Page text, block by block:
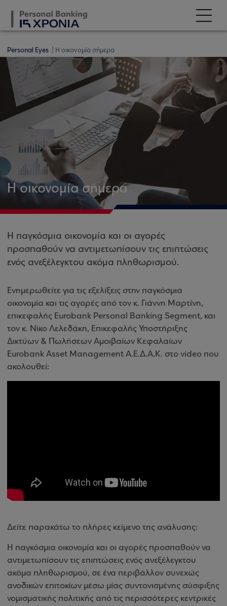
Personal Eyes Η οικονομία σήμερα
Η οικονομία σήμερα
Η παγκόσμια οικονομία και οι αγορές
προσπαθούν να αντιμετωπίσουν τις επιπτώσεις
ενός ανεξέλεγκτου ακόμα πληθωρισμού.
Ενημερωθείτε για τις εξελίξεις στην παγκόσμια
οικονομία και τις αγορές από τον κ. Γιάννη Μαρτίνη,
επικεφαλής Eurobank Personal Banking Segment, και
τον κ. Νίκο Λελεδάκη, Επικεφαλής Υποστήριξης
Δικτύων & Πωλήσεων Αμοιβαίων Κεφαλαίων
Eurobank Asset Management Α.Ε.Δ.Α.Κ. στο video που
ακολουθεί:
Δείτε παρακάτω το πλήρες κείμενο της ανάλυσης:
Η παγκόσμια οικονομία και οι αγορές προσπαθούν να
αντιμετωπίσουν τις επιπτώσεις ενός ανεξέλεγκτου
ακόμα πληθωρισμού, σε ένα περιβάλλον συνεχώς
ανοδικών επιτοκίων μέσω μίας συντονισμένης σύσφιξης
νομισματικής πολιτικής από τις περισσότερες κεντρικές